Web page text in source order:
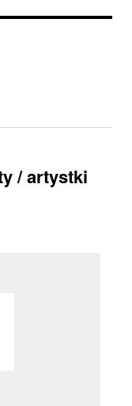
/ artystki